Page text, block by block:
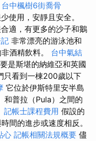
台中楓樹6街喬骨
使用，安靜且安全。
適，有更多的沙子和鵝
非常漂亮的游泳池和
酒精飲料。 台中氣結
是斯堪的納維亞和英國
只看到一棟200歲以下
它位於伊斯特里安半島
和普拉（Pula）之間的
記帳士課程費用 假設的
間的進步或速度相反。
心 記帳相關法規概要 儘